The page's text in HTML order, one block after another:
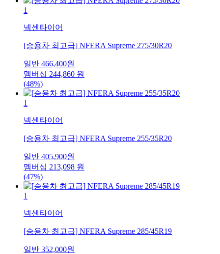
1
넥센타이어
[승용차 최고급] NFERA Supreme 275/30R20
일반 466,400원
멤버십 244,860 원
(48%)
1
넥센타이어
[승용차 최고급] NFERA Supreme 255/35R20
일반 405,900원
멤버십 213,098 원
(47%)
1
넥센타이어
[승용차 최고급] NFERA Supreme 285/45R19
일반 352,000원